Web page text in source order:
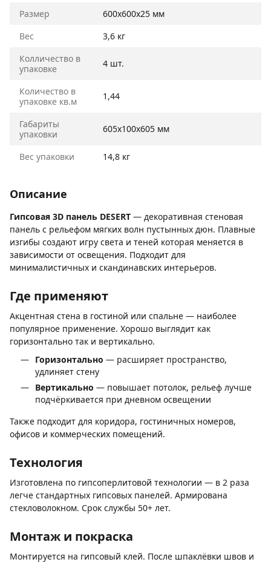
Размер
600х600х25 мм
Вес
3,6 кг
Колличество в
упаковке
4 шт.
Количество в
упаковке кв.м
1,44
Габариты
упаковки
605х100х605 мм
Вес упаковки 14,8 кг
Описание
Гипсовая 3D панель DESERT — декоративная стеновая
панель с рельефом мягких волн пустынных дюн. Плавные
изгибы создают игру света и теней которая меняется в
зависимости от освещения. Подходит для
минималистичных и скандинавских интерьеров.
Где применяют
Акцентная стена в гостиной или спальне — наиболее
популярное применение. Хорошо выглядит как
горизонтально так и вертикально.
Горизонтально — расширяет пространство,
удлиняет стену
Вертикально — повышает потолок, рельеф лучше
подчёркивается при дневном освещении
Также подходит для коридора, гостиничных номеров,
офисов и коммерческих помещений.
Технология
Изготовлена по гипсоперлитовой технологии — в 2 раза
легче стандартных гипсовых панелей. Армирована
стекловолокном. Срок службы 50+ лет.
Монтаж и покраска
Монтируется на гипсовый клей. После шпаклёвки швов и